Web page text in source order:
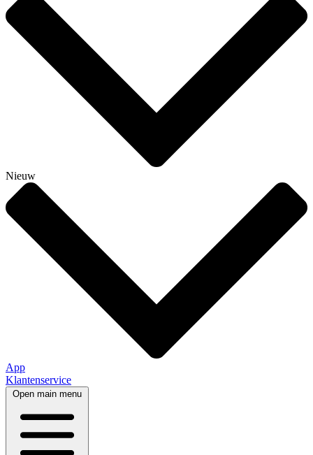
Nieuw
App
Klantenservice
Open main menu